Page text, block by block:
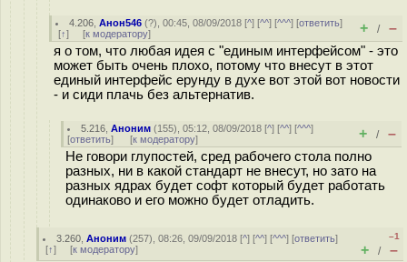
4.206 ,Анон546 (?), 00:45, 08/09/2018 [^] [^^] [^^^] [ответить]
[↑] [к модератору] + / –
я о том, что любая идея с "единым интерфейсом" - это
может быть очень плохо, потому что внесут в этот
единый интерфейс ерунду в духе вот этой вот новости
- и сиди плачь без альтернатив.
5.216 ,Аноним (155), 05:12, 08/09/2018 [^] [^^] [^^^]
[ответить] [к модератору] + / –
Не говори глупостей, сред рабочего стола полно
разных, ни в какой стандарт не внесут, но зато на
разных ядрах будет софт который будет работать
одинаково и его можно будет отладить.
3.260 ,Аноним (257), 08:26, 09/09/2018 [^] [^^] [^^^] [ответить]
[↑] [к модератору]
–1
+ / –